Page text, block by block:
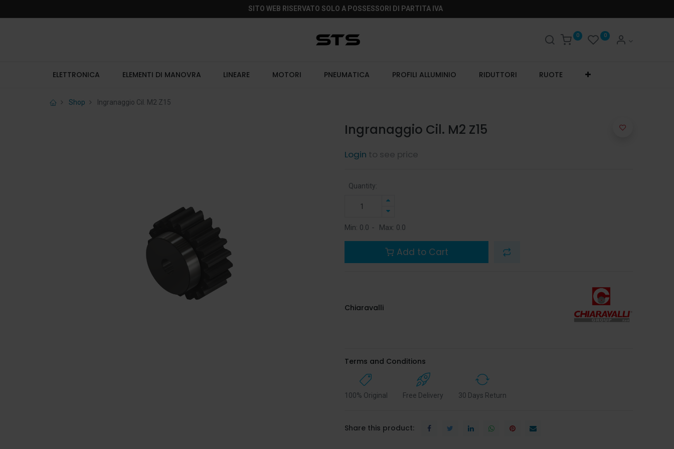
SITO WEB RISERVATO SOLO A POSSESSORI DI PARTITA IVA
0 0
ELETTRONICA ELEMENTI DI MANOVRA LINEARE MOTORI PNEUMATICA PROFILI ALLUMINIO RIDUTTORI RUOTE
Shop Ingranaggio Cil. M2 Z15
Ingranaggio Cil. M2 Z15
Login to see price
Quantity:
Min: 0.0 - Max: 0.0
Add to Cart
Chiaravalli
Terms and Conditions
100% Original Free Delivery 30 Days Return
Share this product: